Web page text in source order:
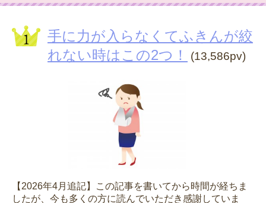
手に力が入らなくてふきんが絞
れない時はこの2つ！
(13,586pv)
【2026年4月追記】この記事を書いてから時間が経ちま
したが、今も多くの方に読んでいただき感謝していま